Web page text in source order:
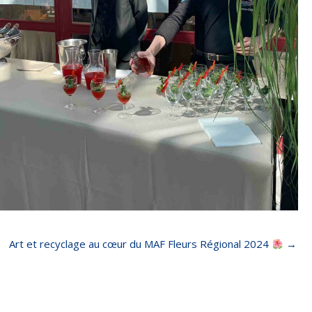
Art et recyclage au cœur du MAF Fleurs Régional 2024 →